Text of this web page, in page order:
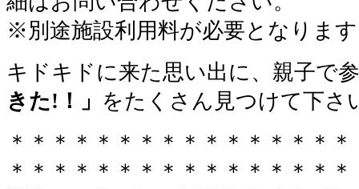
※別途施設利用料が必要となりま
キドキドに来た思い出に、親子で
きた!！」 をたくさん見つけて下さ
＊＊＊＊＊＊＊＊＊＊＊＊＊＊＊
＊＊＊＊＊＊＊＊＊＊＊＊＊＊＊＊